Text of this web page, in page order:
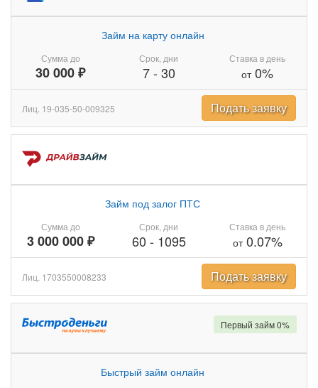
Сумма до
30 000 ₽
Займ на карту онлайн
Срок, дни
7- 30
Ставка в день
от0%
Лиц. 19-035-50-009325 Подать заявку
Сумма до
3 000 000 ₽
Займ под залог ПТС
Срок, дни
60 - 1095
Ставка в день
от0.07%
Лиц. 1703550008233 Подать заявку
Быстрый займ онлайн
Первый займ 0%